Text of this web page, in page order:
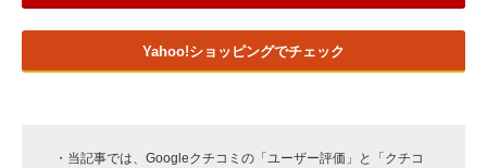
Yahoo!ショッピングでチェック
・当記事では、Googleクチコミの「ユーザー評価」と「クチコ